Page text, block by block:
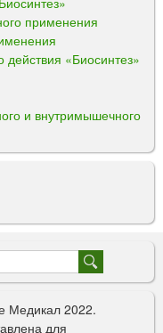
применения
«Биосинтез»
и внутримышечного
Медикал 2022.
для